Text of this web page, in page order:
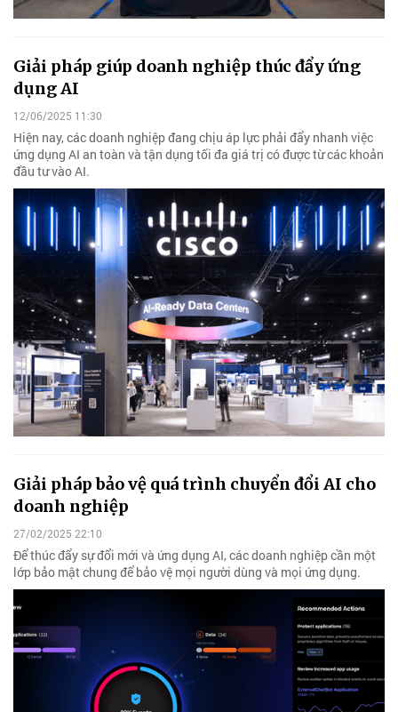
Giải pháp giúp doanh nghiệp thúc đẩy ứng
dụng AI
12/06/2025 11:30
Hiện nay, các doanh nghiệp đang chịu áp lực phải đẩy nhanh việc
ứng dụng AI an toàn và tận dụng tối đa giá trị có được từ các khoản
đầu tư vào AI.
Giải pháp bảo vệ quá trình chuyển đổi AI cho
doanh nghiệp
27/02/2025 22:10
Để thúc đẩy sự đổi mới và ứng dụng AI, các doanh nghiệp cần một
lớp bảo mật chung để bảo vệ mọi người dùng và mọi ứng dụng.